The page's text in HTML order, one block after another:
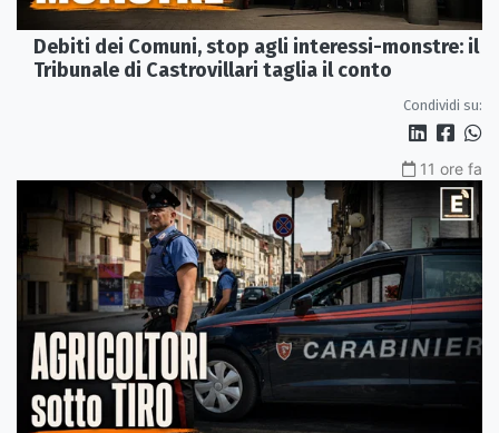
Debiti dei Comuni, stop agli interessi-monstre: il
Tribunale di Castrovillari taglia il conto
Condividi su:
11 ore fa